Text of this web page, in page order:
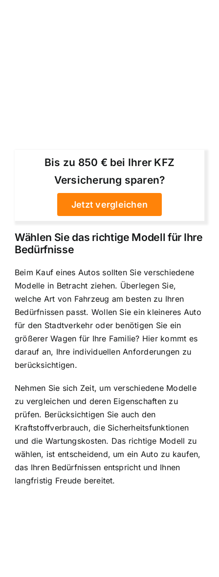
Bis zu 850 € bei Ihrer KFZ
Versicherung sparen?
Jetzt vergleichen
Wählen Sie das richtige Modell für Ihre
Bedürfnisse
Beim Kauf eines Autos sollten Sie verschiedene
Modelle in Betracht ziehen. Überlegen Sie,
welche Art von Fahrzeug am besten zu Ihren
Bedürfnissen passt. Wollen Sie ein kleineres Auto
für den Stadtverkehr oder benötigen Sie ein
größerer Wagen für Ihre Familie? Hier kommt es
darauf an, Ihre individuellen Anforderungen zu
berücksichtigen.
Nehmen Sie sich Zeit, um verschiedene Modelle
zu vergleichen und deren Eigenschaften zu
prüfen. Berücksichtigen Sie auch den
Kraftstoffverbrauch, die Sicherheitsfunktionen
und die Wartungskosten. Das richtige Modell zu
wählen, ist entscheidend, um ein Auto zu kaufen,
das Ihren Bedürfnissen entspricht und Ihnen
langfristig Freude bereitet.